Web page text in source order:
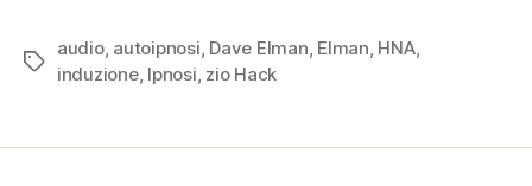
Tag
audio, autoipnosi Dave Elman Elman HNA,
induzione, Ipnosi zio Hack